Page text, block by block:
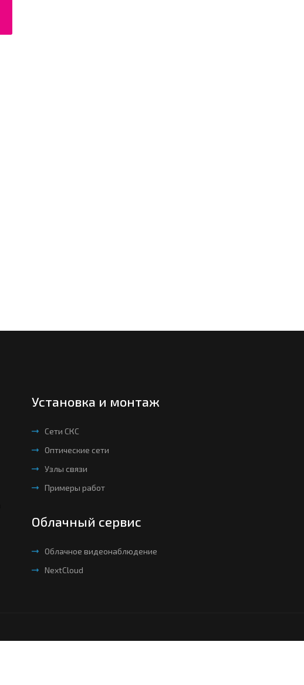
Установка и монтаж
Сети СКС
Оптические сети
Узлы связи
Примеры работ
Облачный сервис
Облачное видеонаблюдение
NextCloud